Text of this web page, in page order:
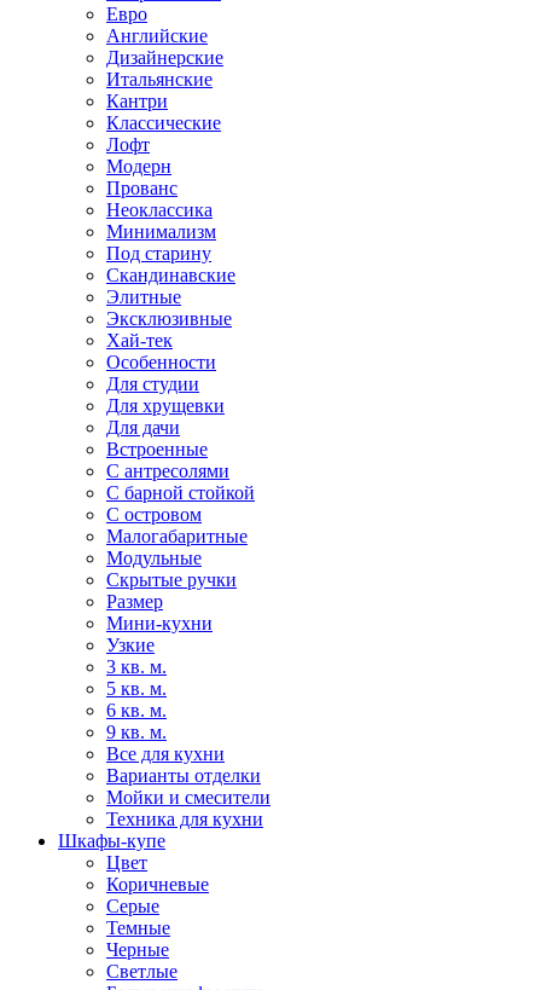
Евро
Английские
Дизайнерские
Итальянские
Кантри
Классические
Лофт
Модерн
Прованс
Неоклассика
Минимализм
Под старину
Скандинавские
Элитные
Эксклюзивные
Хай-тек
Особенности
Для студии
Для хрущевки
Для дачи
Встроенные
С антресолями
С барной стойкой
С островом
Малогабаритные
Модульные
Скрытые ручки
Размер
Мини-кухни
Узкие
3 кв. м.
5 кв. м.
6 кв. м.
9 кв. м.
Все для кухни
Варианты отделки
Мойки и смесители
Техника для кухни
Шкафы-купе
Цвет
Коричневые
Серые
Темные
Черные
Светлые